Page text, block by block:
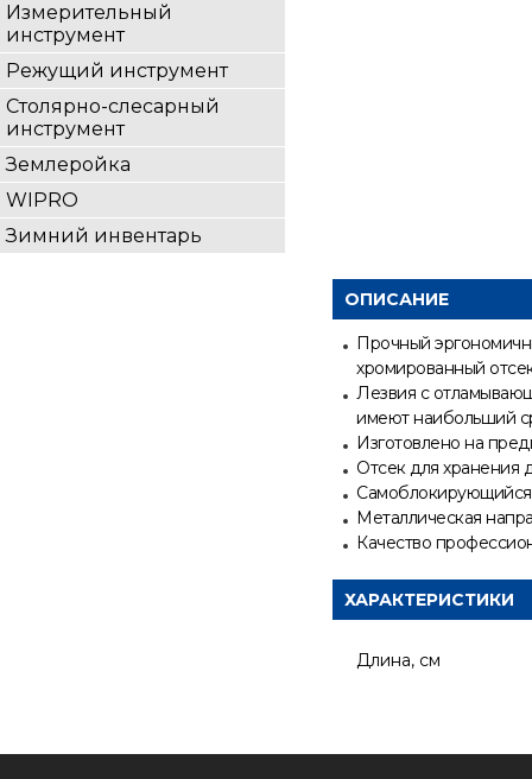
Измерительный
инструмент
Режущий инструмент
Столярно-слесарный
инструмент
Землеройка
WIPRO
Зимний инвентарь
ОПИСАНИЕ
Прочный
хромированный
Лезвия с
имеют наибольший
Изготовлено на
Отсек для хранения
Металлическая
Качество
ХАРАКТЕРИСТИКИ
Длина, см